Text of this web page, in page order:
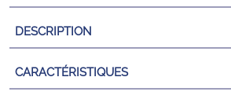
DESCRIPTION
CARACTÉRISTIQUES